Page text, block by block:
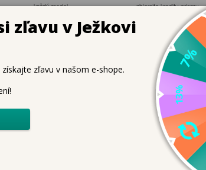
každý model
zbierajte kredity, priamu
–
tak, aby podporili správny vývoj
voľný čas.